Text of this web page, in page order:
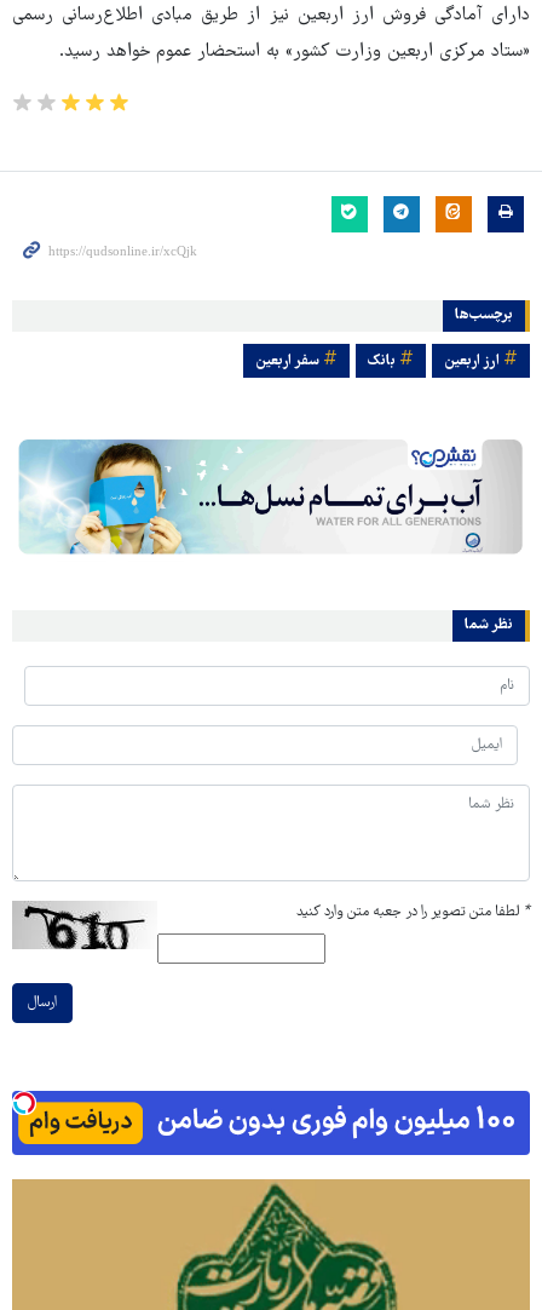
دارای آمادگی فروش ارز اربعین نیز از طریق مبادی اطلاع‌رسانی رسمی
«ستاد مرکزی اربعین وزارت کشور» به استحضار عموم خواهد رسید.
برچسب‌ها
ارز اربعین بانک سفر اربعین
نظر شما
* لطفا متن تصویر را در جعبه متن وارد کنید
ارسال